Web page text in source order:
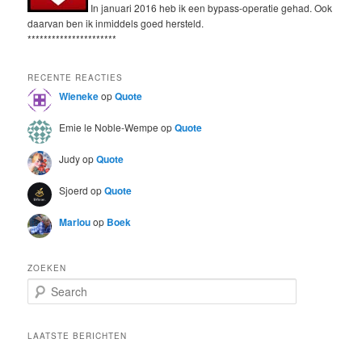
In januari 2016 heb ik een bypass-operatie gehad. Ook
daarvan ben ik inmiddels goed hersteld.
**********************
RECENTE REACTIES
WienekeopQuote
Emie le Noble-Wempe opQuote
JudyopQuote
Sjoerd opQuote
Marlouop Boek
ZOEKEN
e
rLAATSTE BERICHTEN